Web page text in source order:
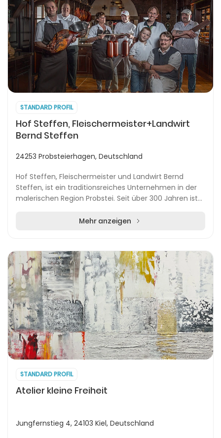
STANDARD PROFIL
Hof Steffen, Fleischermeister+Landwirt
Bernd Steffen
24253 Probsteierhagen, Deutschland
Hof Steffen, Fleischermeister und Landwirt Bernd
Steffen, ist ein traditionsreiches Unternehmen in der
malerischen Region Probstei. Seit über 300 Jahren ist
Mehr anzeigen
STANDARD PROFIL
Atelier kleine Freiheit
Jungfernstieg 4, 24103 Kiel, Deutschland